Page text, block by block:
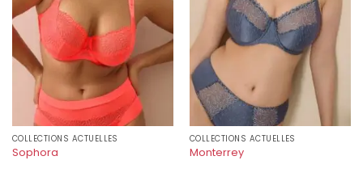
COLLECTIONS ACTUELLES
Sophora
COLLECTIONS ACTUELLES
Monterrey